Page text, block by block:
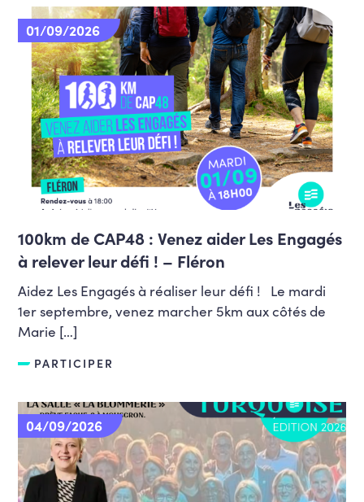
01/09/2026
100km de CAP48 : Venez aider Les Engagés
à relever leur défi ! – Fléron
Aidez Les Engagés à réaliser leur défi ! Le mardi
1er septembre, venez marcher 5km aux côtés de
Marie […]
PARTICIPER
04/09/2026